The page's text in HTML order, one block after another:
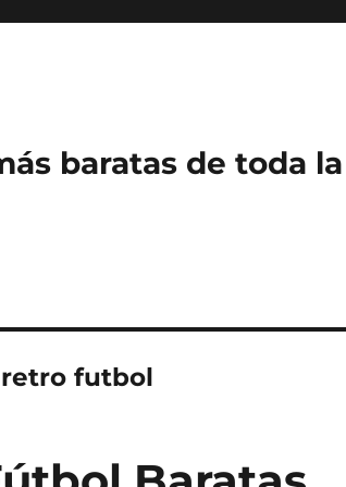
baratas de toda
futbol